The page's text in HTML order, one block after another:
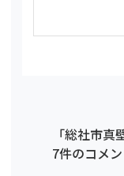
「総社市
7件のコメ